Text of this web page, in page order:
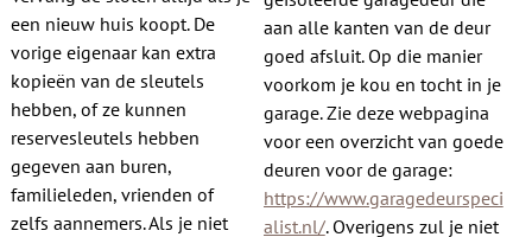
een nieuw huis koopt. De
vorige eigenaar kan extra
kopieën van de sleutels
hebben, of ze kunnen
reservesleutels hebben
gegeven aan buren,
familieleden, vrienden of
zelfs aannemers. Als je niet
aan alle kanten van de deur
goed afsluit. Op die manier
voorkom je kou en tocht in je
garage. Zie deze webpagina
voor een overzicht van goede
deuren voor de garage:
https://www.garagedeurspeci
alist.nl/. Overigens zul je niet